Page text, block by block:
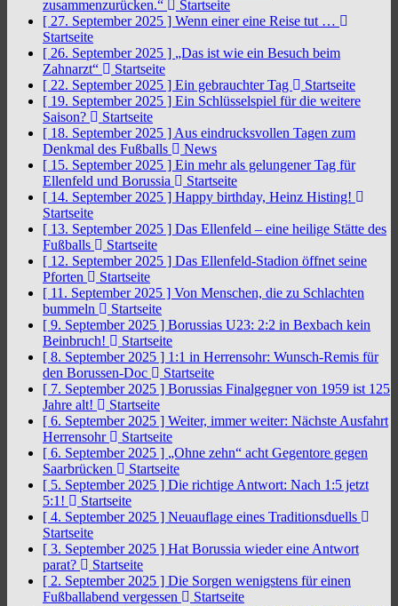
zusammenzurücken.“
Startseite
[ 27. September 2025 ] Wenn einer eine Reise tut …
Startseite
[ 26. September 2025 ] „Das ist wie ein Besuch beim
Zahnarzt“
Startseite
[ 22. September 2025 ] Ein gebrauchter Tag
Startseite
[ 19. September 2025 ] Ein Schlüsselspiel für die weitere
Saison?
Startseite
[ 18. September 2025 ] Aus eindrucksvollen Tagen zum
Denkmal des Fußballs
News
[ 15. September 2025 ] Ein mehr als gelungener Tag für
Ellenfeld und Borussia
Startseite
[ 14. September 2025 ] Happy birthday, Heinz Histing!
Startseite
[ 13. September 2025 ] Das Ellenfeld – eine heilige Stätte des
Fußballs
Startseite
[ 12. September 2025 ] Das Ellenfeld-Stadion öffnet seine
Pforten
Startseite
[ 11. September 2025 ] Von Menschen, die zu Schlachten
bummeln
Startseite
[ 9. September 2025 ] Borussias U23: 2:2 in Bexbach kein
Beinbruch!
Startseite
[ 8. September 2025 ] 1:1 in Herrensohr: Wunsch-Remis für
den Borussen-Doc
Startseite
[ 7. September 2025 ] Borussias Finalgegner von 1959 ist 125
Jahre alt!
Startseite
[ 6. September 2025 ] Weiter, immer weiter: Nächste Ausfahrt
Herrensohr
Startseite
[ 6. September 2025 ] „Ohne zehn“ acht Gegentore gegen
Saarbrücken
Startseite
[ 5. September 2025 ] Die richtige Antwort: Nach 1:5 jetzt
5:1!
Startseite
[ 4. September 2025 ] Neuauflage eines Traditionsduells
Startseite
[ 3. September 2025 ] Hat Borussia wieder eine Antwort
parat?
Startseite
[ 2. September 2025 ] Die Sorgen wenigstens für einen
Fußballabend vergessen
Startseite